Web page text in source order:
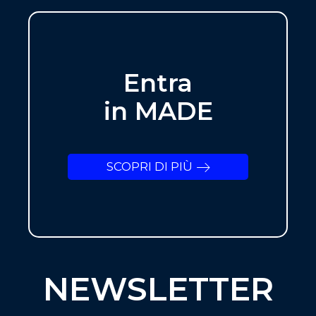
Entra
in MADE
SCOPRI DI PIÙ
NEWSLETTER